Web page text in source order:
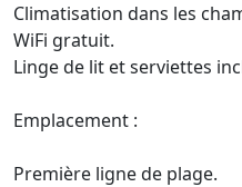
Climatisation dans les
WiFi gratuit.
Linge de lit et serviettes
Emplacement :
Première ligne de plage.